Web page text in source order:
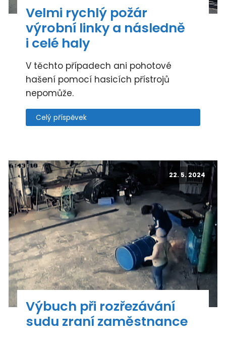
Velmi rychlý požár
výrobní linky a následně
i celé haly
V těchto případech ani pohotové
hašení pomocí hasicích přístrojů
nepomůže.
Celý příspěvek
22. 5. 2024
Výbuch při rozřezávání
sudu zraní zaměstnance